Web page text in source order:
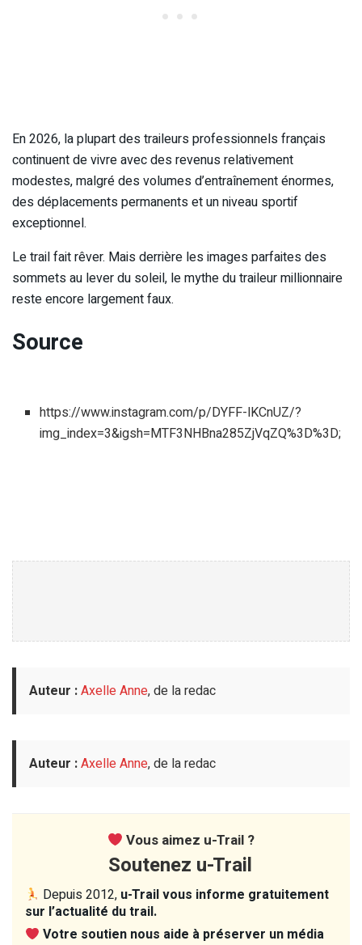
En 2026, la plupart des traileurs professionnels français
continuent de vivre avec des revenus relativement
modestes, malgré des volumes d’entraînement énormes,
des déplacements permanents et un niveau sportif
exceptionnel.
Le trail fait rêver. Mais derrière les images parfaites des
sommets au lever du soleil, le mythe du traileur millionnaire
reste encore largement faux.
Source
https://www.instagram.com/p/DYFF-lKCnUZ/?
img_index=3&igsh=MTF3NHBna285ZjVqZQ%3D%3D;
Auteur :Axelle Anne, de la redac
Auteur :Axelle Anne, de la redac
Vous aimez u-Trail ?
Soutenez u-Trail
Depuis 2012, u-Trail vous informe gratuitement
sur l’actualité du trail.
Votre soutien nous aide à préserver un média